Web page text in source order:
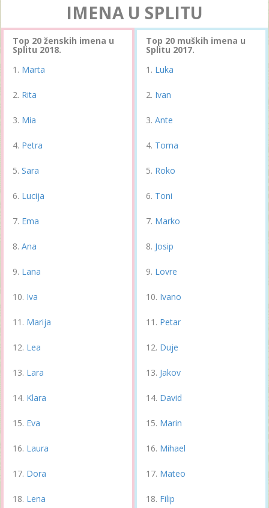
IMENA U SPLITU
Top 20 ženskih imena u
Splitu 2018.
Marta
Rita
Mia
Petra
Sara
Lucija
Ema
Ana
Lana
Iva
Marija
Lea
Lara
Klara
Eva
Laura
Dora
Lena
Top 20 muških imena u
Splitu 2017.
Luka
Ivan
Ante
Toma
Roko
Toni
Marko
Josip
Lovre
Ivano
Petar
Duje
Jakov
David
Marin
Mihael
Mateo
Filip